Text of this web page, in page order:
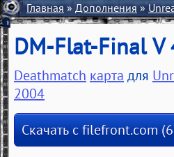
Главная»Дополнения»
DM-Flat-Final V
Deathmatch карта для
2004
Скачать с filefront.com